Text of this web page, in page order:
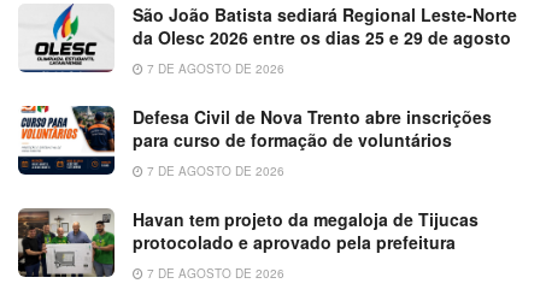
São João Batista sediará Regional Leste-Norte
da Olesc 2026 entre os dias 25 e 29 de agosto
7 DE AGOSTO DE 2026
Defesa Civil de Nova Trento abre inscrições
para curso de formação de voluntários
7 DE AGOSTO DE 2026
Havan tem projeto da megaloja de Tijucas
protocolado e aprovado pela prefeitura
7 DE AGOSTO DE 2026